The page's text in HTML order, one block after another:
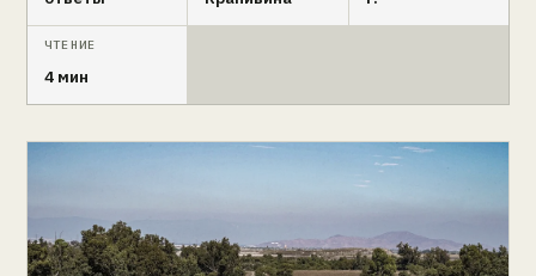
ЧТЕНИЕ
4 мин